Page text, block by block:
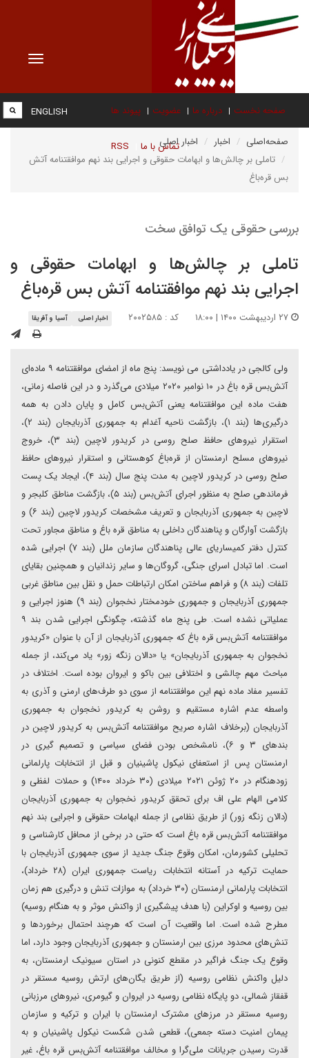
Toggle
صفحه نخست درباره ما عضویت پیوند ها
تماس با ما RSS
ENGLISH
صفحه‌اصلی اخبار
اخبار اصلی
تاملی بر چالش‌ها و ابهامات حقوقی و اجرایی بند نهم موافقتنامه آتش
بس قره‌باغ‌‌
بررسی حقوقی یک توافق سخت
تاملی بر چالش‌ها و ابهامات حقوقی و
اجرایی بند نهم موافقتنامه آتش بس قره‌باغ‌‌
کد : ۲۰۰۲۵۸۵ اخبار اصلی آسیا و آفریقا
ولی کالجی در یادداشتی می نویسد: پنج ماه از امضای موافقتنامه ۹ ماده‌‌ای
‌‌آتش‌بس قره باغ در ۱۰ نوامبر ۲۰۲۰ میلادی می‌گذرد و در این فاصله زمانی،
هفت ماده این موافقتنامه یعنی آتش‌بس کامل و پایان دادن به همه
درگیری‌‌ها (بند ۱)، بازگشت ناحیه آغدام به جمهوری آذربایجان (بند ۲)،
استقرار نیروهای حافظ صلح روسی در کریدور لاچین (بند ۳)، خروج
نیروهای مسلح ارمنستان از قره‌باغ کوهستانی و استقرار نیروهای حافظ
صلح روسی در کریدور لاچین به مدت پنج سال (بند ۴)، ایجاد یک پست
فرماندهی صلح به منظور اجرای ‌‌آتش‌بس (بند ۵)، بازگشت مناطق کلبجر و
لاچین به جمهوری آذربایجان و تعریف مشخصات کریدور لاچین (بند ۶) و
بازگشت آوارگان و پناهندگان داخلی به مناطق قره ‌باغ و مناطق مجاور تحت
کنترل دفتر کمیساریای عالی پناهندگان سازمان ملل (بند ۷) اجرایی شده
است. اما تبادل اسرای جنگی، گروگان‌ها و سایر زندانیان و همچنین بقایای
تلفات (بند ۸) و فراهم ساختن امکان ارتباطات حمل و نقل بین مناطق غربی
جمهوری آذربایجان و جمهوری خودمختار نخجوان (بند ۹) هنوز اجرایی و
عملیاتی نشده است. طی پنج ماه گذشته، چگونگی اجرایی شدن بند ۹
موافقتنامه ‌‌آتش‌بس قره باغ که جمهوری آذربایجان از آن با عنوان «کریدور
نخجوان به جمهوری آذربایجان» یا «دالان زنگه زور» یاد می‌کند، از جمله
مباحث مهم چالشی و اختلافی بین باکو و ایروان بوده است. اختلاف در
تفسیر مفاد ماده نهم این موافقتنامه از سوی دو طرف‌های ارمنی و آذری به
واسطه عدم اشاره مستقیم و روشن به کریدور نخجوان به جمهوری
آذربایجان (برخلاف اشاره صریح موافقتنامه ‌‌آتش‌بس به کریدور لاچین در
بندهای ۳ و ۶)، نامشخص بودن فضای سیاسی و تصمیم گیری در
ارمنستان پس از استعفای نیکول پاشینیان و قبل از انتخابات پارلمانی
زودهنگام در ۲۰ ژوئن ۲۰۲۱ میلادی (۳۰ خرداد ۱۴۰۰) و حملات لفظی و
کلامی الهام علی اف برای تحقق کریدور نخجوان به جمهوری آذربایجان
(دالان زنگه زور) از طریق نظامی از جمله ابهامات حقوقی و اجرایی بند نهم
موافقتنامه ‌‌آتش‌بس قره باغ است که حتی در برخی از محافل کارشناسی و
تحلیلی کشورمان، امکان وقوع جنگ جدید از سوی جمهوری آذربایجان با
حمایت ترکیه در آستانه انتخابات ریاست جمهوری ایران (۲۸ خرداد)،
انتخابات پارلمانی ارمنستان (۳۰ خرداد) به موازات تنش و درگیری هم زمان
بین روسیه و اوکراین (با هدف پیشگیری از واکنش موثر و به هنگام روسیه)
مطرح شده است. اما واقعیت آن است که هرچند احتمال برخوردها و
تنش‌های محدود مرزی بین ارمنستان و جمهوری آذربایجان وجود دارد، اما
وقوع یک جنگ فراگیر در مقطع کنونی در استان سیونیک ارمنستان، به
دلیل واکنش نظامی روسیه (از طریق یگان‌های ارتش روسیه مستقر در
قفقاز شمالی، دو پایگاه نظامی روسیه در ایروان و گیومری، نیروهای مرزبانی
روسیه مستقر در مرزهای مشترک ارمنستان با ایران و ترکیه و سازمان
پیمان امنیت دسته جمعی)، قطعی شدن شکست نیکول پاشینیان و به
قدرت رسیدن جریانات ملی‌گرا و مخالف موافقتنامه ‌‌آتش‌بس قره باغ، غیر